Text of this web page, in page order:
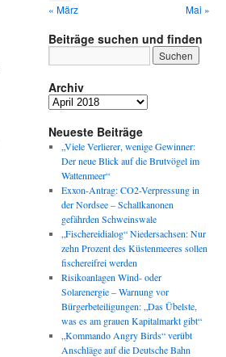
« März
Mai »
Beiträge suchen und finden
Archiv
Archiv
Neueste Beiträge
„Viele Verlierer, wenige Gewinner:
Der neue Blick auf die Brutvögel im
Wattenmeer“
Exxon-Antrag: CO2-Verpressung in
der Nordsee – Schallkanonen
gefährden Schweinswale
„Fischereidialog“ Niedersachsen: Nur
zehn Prozent des Küstenmeeres sollen
fischereifrei werden
Risikoanlagen Wind- oder
Solarenergie – Warnung vor
Bürgerbeteiligungen: „Das Übelste,
was es am grauen Kapitalmarkt gibt“
„Kommando Angry Birds“ verübt
Anschläge auf die Deutsche Bahn